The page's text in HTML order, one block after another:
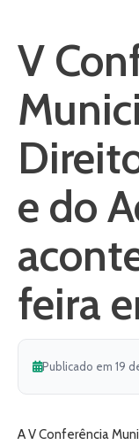
V
e do
feira
Publicado em 19
A V Conferência